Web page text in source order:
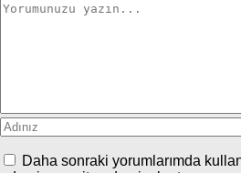
Daha sonraki yorumlarımda